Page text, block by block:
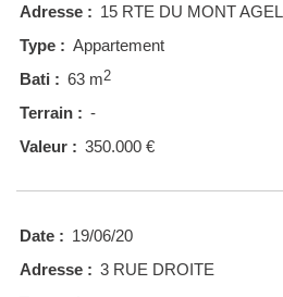
Adresse : 15 RTE DU MONT AGEL
Type : Appartement
Bati : 63 m2
Terrain : -
Valeur : 350.000 €
Date : 19/06/20
Adresse : 3 RUE DROITE